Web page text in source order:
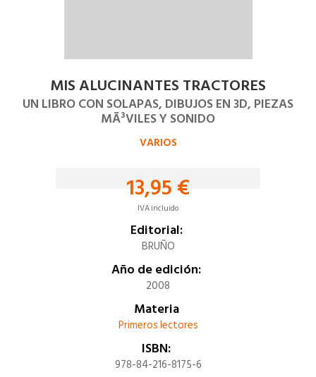
MIS ALUCINANTES TRACTORES
UN LIBRO CON SOLAPAS, DIBUJOS EN 3D, PIEZAS
MÃ³VILES Y SONIDO
VARIOS
13,95 €
IVA incluido
Editorial:
BRUÑO
Año de edición:
2008
Materia
Primeros lectores
ISBN:
978-84-216-8175-6